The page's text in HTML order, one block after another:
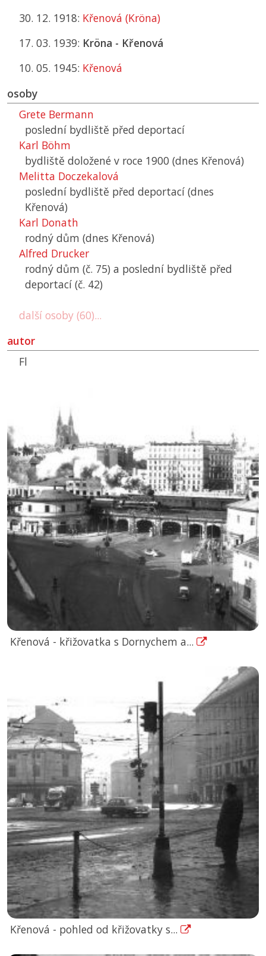
30. 12. 1918: Křenová (Kröna)
17. 03. 1939: Kröna - Křenová
10. 05. 1945: Křenová
osoby
Grete Bermann
poslední bydliště před deportací
Karl Böhm
bydliště doložené v roce 1900 (dnes Křenová)
Melitta Doczekalová
poslední bydliště před deportací (dnes
Křenová)
Karl Donath
rodný dům (dnes Křenová)
Alfred Drucker
rodný dům (č. 75) a poslední bydliště před
deportací (č. 42)
další osoby (60)...
autor
Fl
Křenová - křižovatka s Dornychem a...
Křenová - pohled od křižovatky s...